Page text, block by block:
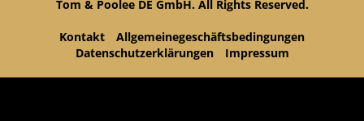
Tom & Poolee DE GmbH. All Rights Reserved.
Kontakt
Allgemeinegeschäftsbedingungen
Datenschutzerklärungen
Impressum